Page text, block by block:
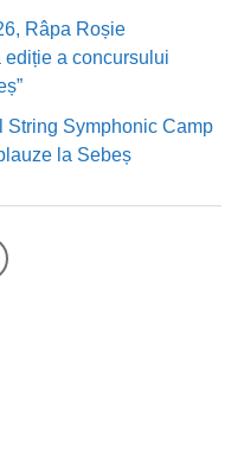
Râpa Roșie
ediție a concursului
String Symphonic Camp
la Sebeș